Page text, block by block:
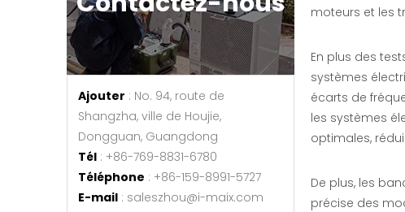
enquête
Ajouter : No. 94, route de
Shangzha, ville de Houjie,
Dongguan, Guangdong
Tél : +86-769-8831-6780
Téléphone : +86-159-8991-5727
E-mail : saleszhou@i-maix.com
moteurs et les
En plus des
systèmes
écarts de
les systèmes
optimales,
De plus, les
précise des